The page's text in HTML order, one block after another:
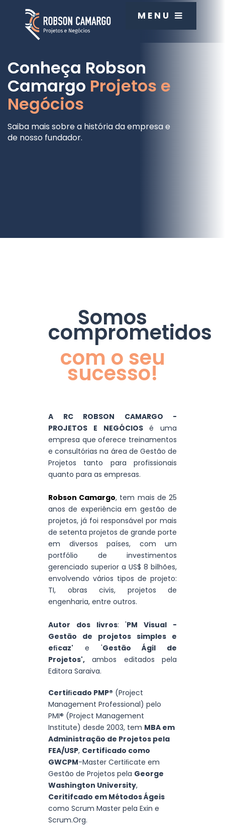
MENU
Conheça Robson
Camargo Projetos e
Negócios
Saiba mais sobre a história da empresa e
de nosso fundador.
Somos
comprometidos
com o seu
sucesso!
A RC ROBSON CAMARGO -
PROJETOS E NEGÓCIOSé uma
empresa que oferece treinamentos
e consultórias na área de Gestão de
Projetos tanto para profissionais
quanto para as empresas.
Robson Camargo, tem mais de 25
anos de experiência em gestão de
projetos, já foi responsável por mais
de setenta projetos de grande porte
em diversos países, com um
portfólio de investimentos
gerenciado superior a US$ 8 bilhões,
envolvendo vários tipos de projeto:
TI, obras civis, projetos de
engenharia, entre outros.
Autor dos livros: 'PM Visual -
Gestão de projetos simples e
eﬁcaz' e 'Gestão Ágil de
Projetos', ambos editados pela
Editora Saraiva.
Certiﬁcado PMP® (Project
Management Professional) pelo
PMI® (Project Management
Institute) desde 2003, tem MBA em
Administração de Projetos pela
FEA/USP, Certificado como
GWCPM-Master Certiﬁcate em
Gestão de Projetos pela George
Washington University,
Ceritifcado em Métodos Ágeis
como Scrum Master pela Exin e
Scrum.Org.